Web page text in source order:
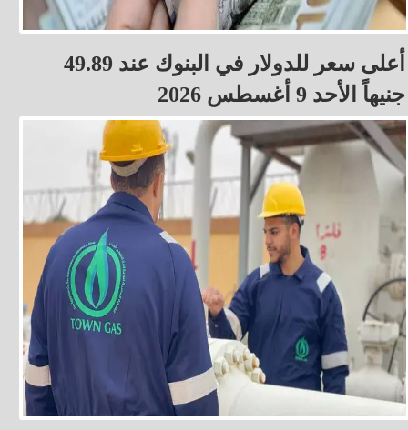
أعلى سعر للدولار في البنوك عند 49.89
جنيهاً الأحد 9 أغسطس 2026